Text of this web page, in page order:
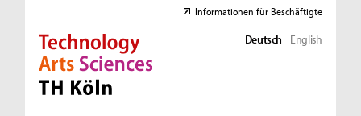
Direkt zur Hauptnavigation
Direkt zur Subnavigation
Direkt zum Inhalt
Direkt zum Fußbereich
Informationen für Beschäftigte
Deutsch English